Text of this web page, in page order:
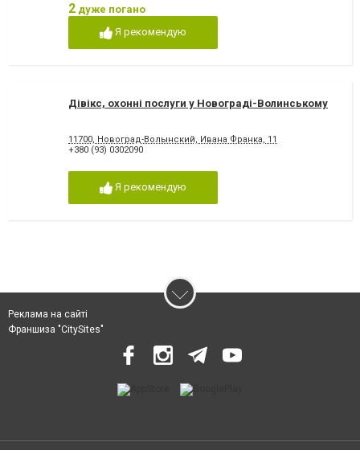
2 дуже погано
Я рекомендую
Дівікс, охонні послуги у Новограді-Волинському
11700, Новоград-Волынский, Ивана Франка, 11
+380 (93) 0302090
Я рекомендую
Реклама на сайті
Франшиза "CitySites"